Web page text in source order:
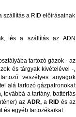
szállítás a RID előírásainak
és a szállítás az ADN
tartozó gázok - az
és tárgyak kivételével -,
veszélyes anyagok
alá tartozó gázpatronokat
továbbá a tartány, battériás
azADR, a RIDés az
és egyéb tartozékaikat